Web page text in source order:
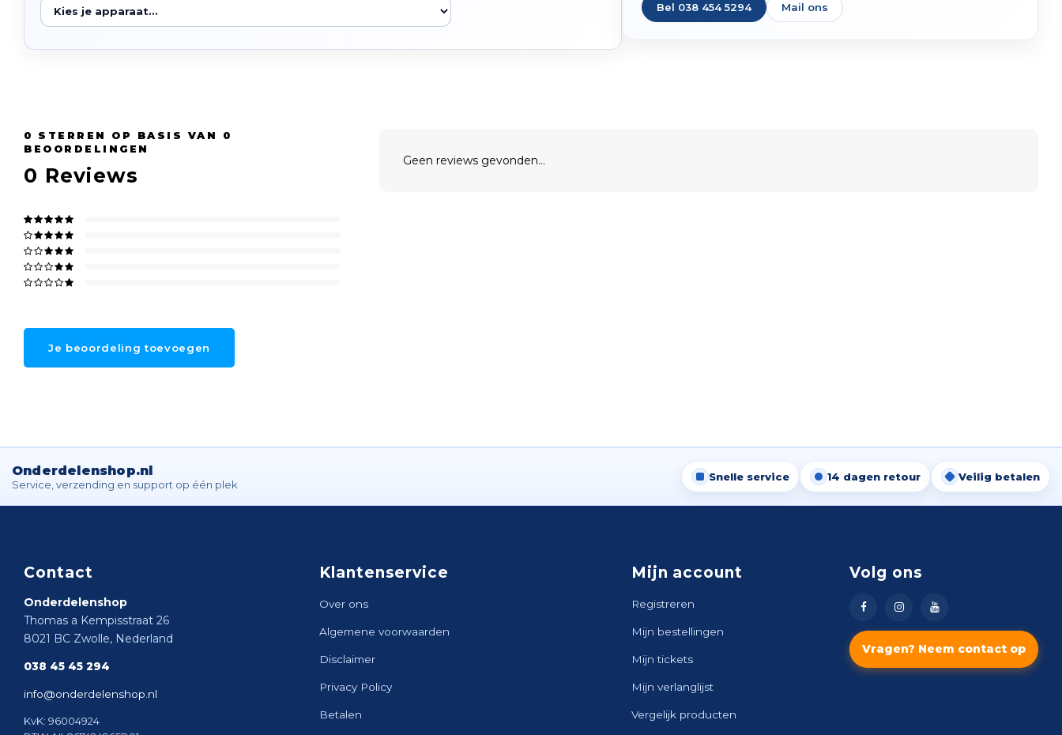
Bel 038 454 5294 Mail ons
0 STERREN OP BASIS VAN 0
BEOORDELINGEN
0 Reviews
Je beoordeling toevoegen
Geen reviews gevonden...
Onderdelenshop.nl
Service, verzending en support op één plek
Snelle service 14 dagen retour Veilig betalen
Contact
Onderdelenshop
Thomas a Kempisstraat 26
8021 BC Zwolle, Nederland
038 45 45 294
info@onderdelenshop.nl
KvK: 96004924
Klantenservice
Over ons
Algemene voorwaarden
Disclaimer
Privacy Policy
Betalen
Mijn account
Registreren
Mijn bestellingen
Mijn tickets
Mijn verlanglijst
Vergelijk producten
Volg ons
Vragen? Neem contact op